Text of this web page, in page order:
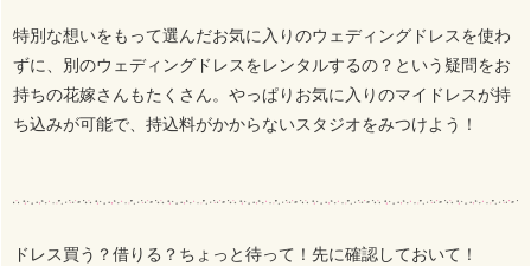
特別な想いをもって選んだお気に入りのウェディングドレスを使わ
ずに、別のウェディングドレスをレンタルするの？という疑問をお
持ちの花嫁さんもたくさん。やっぱりお気に入りのマイドレスが持
ち込みが可能で、持込料がかからないスタジオをみつけよう！
ドレス買う？借りる？ちょっと待って！先に確認しておいて！